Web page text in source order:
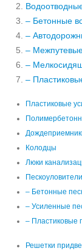
– Бетонные
–
–
–
–
Пластиковые
Колодцы
Люки
Пескоуловители
– Бетонные
– Усиленные
– Пластиковые
Решетки